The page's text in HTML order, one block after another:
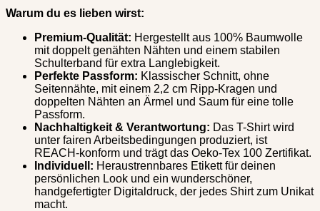
Warum du es lieben wirst:
Premium-Qualität: Hergestellt aus 100% Baumwolle
mit doppelt genähten Nähten und einem stabilen
Schulterband für extra Langlebigkeit.
Perfekte Passform: Klassischer Schnitt, ohne
Seitennähte, mit einem 2,2 cm Ripp-Kragen und
doppelten Nähten an Ärmel und Saum für eine tolle
Passform.
Nachhaltigkeit & Verantwortung: Das T-Shirt wird
unter fairen Arbeitsbedingungen produziert, ist
REACH-konform und trägt das Oeko-Tex 100 Zertifikat.
Individuell: Heraustrennbares Etikett für deinen
persönlichen Look und ein wunderschöner,
handgefertigter Digitaldruck, der jedes Shirt zum Unikat
macht.